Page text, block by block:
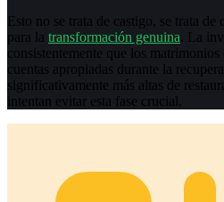
Esto no se trata de castigo, se trata
para la transformación genuina . La
consistentemente que los
cuentas apropiadas durante la
significativamente más altas de
intentan evitar esta fase crucial.